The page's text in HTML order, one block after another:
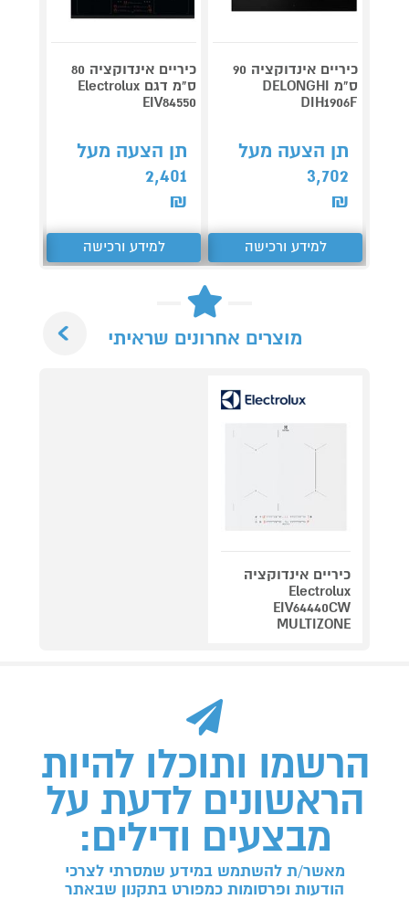
כיריים אינדוקציה 90
ס"מ DELONGHI
DIH1906F
תן הצעה מעל
3,702
₪
למידע ורכישה
כיריים אינדוקציה 80
ס"מ דגם Electrolux
EIV84550
תן הצעה מעל
2,401
₪
למידע ורכישה
מוצרים אחרונים שראיתי
כיריים אינדוקציה
Electrolux
EIV64440CW
MULTIZONE
הרשמו ותוכלו להיות
הראשונים לדעת על
מבצעים ודילים:
מאשר/ת להשתמש במידע שמסרתי לצרכי
הודעות ופרסומות כמפורט בתקנון שבאתר